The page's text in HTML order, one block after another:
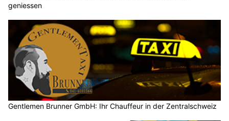
geniessen
Gentlemen Brunner GmbH: Ihr Chauffeur in der Zentralschweiz